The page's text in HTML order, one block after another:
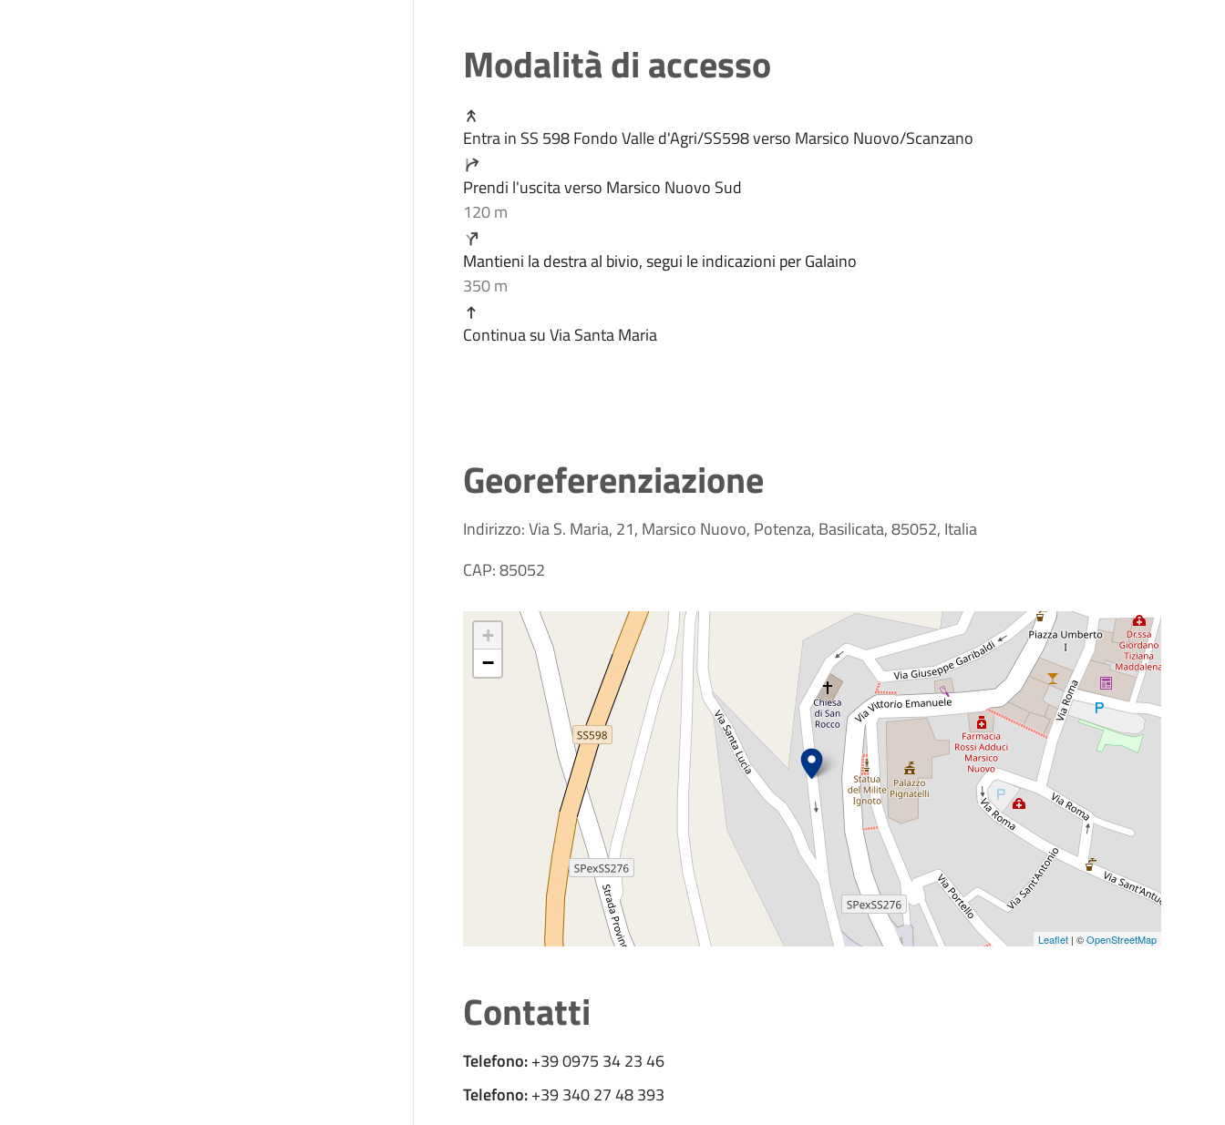
Modalità di accesso
Entra in SS 598 Fondo Valle d'Agri/SS598 verso Marsico Nuovo/Scanzano
Prendi l'uscita verso Marsico Nuovo Sud
120 m
Mantieni la destra al bivio, segui le indicazioni per Galaino
350 m
Continua su Via Santa Maria
Georeferenziazione
Indirizzo: Via S. Maria, 21, Marsico Nuovo, Potenza, Basilicata, 85052, Italia
CAP: 85052
+
−
Leaflet| ©OpenStreetMap
Contatti
Telefono:+39 0975 34 23 46
Telefono:+39 340 27 48 393